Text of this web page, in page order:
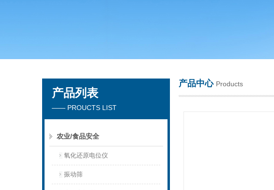
产品列表
—— PROUCTS LIST
农业/食品安全
氧化还原电位仪
振动筛
产品中心 Products